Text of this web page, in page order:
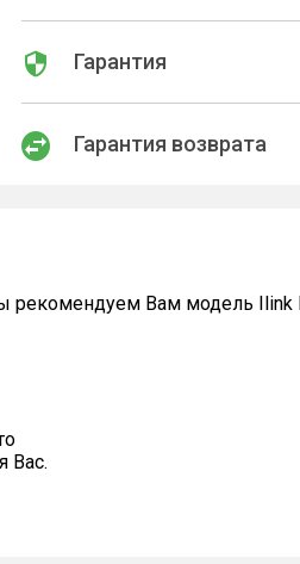
Гарантия
Гарантия возврата
рекомендуем Вам модель Ilink
Вас.